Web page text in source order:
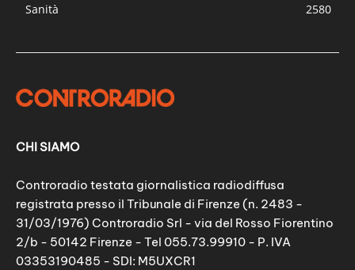
Sanità
2580
CHI SIAMO
Controradio testata giornalistica radiodiffusa
registrata presso il Tribunale di Firenze (n. 2483 -
31/03/1976) Controradio Srl - via del Rosso Fiorentino
2/b - 50142 Firenze - Tel 055.73.99910 - P. IVA
03353190485 - SDI: M5UXCR1